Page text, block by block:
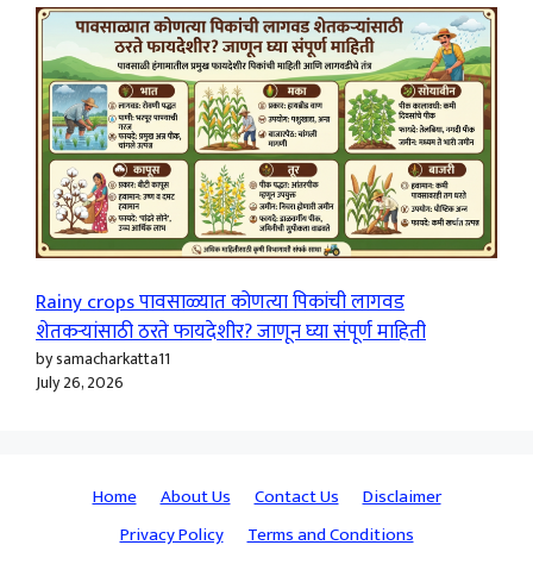
Rainy crops पावसाळ्यात कोणत्या पिकांची लागवड
शेतकऱ्यांसाठी ठरते फायदेशीर? जाणून घ्या संपूर्ण माहिती
by samacharkatta11
July 26, 2026
Home About Us Contact Us
Disclaimer
Privacy Policy
Terms and Conditions